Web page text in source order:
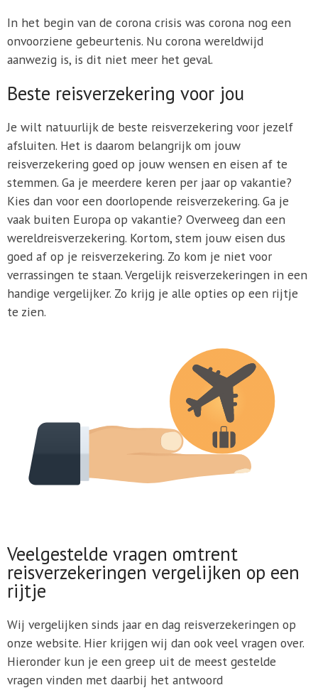
In het begin van de corona crisis was corona nog een
onvoorziene gebeurtenis. Nu corona wereldwijd
aanwezig is, is dit niet meer het geval.
Beste reisverzekering voor jou
Je wilt natuurlijk de beste reisverzekering voor jezelf
afsluiten. Het is daarom belangrijk om jouw
reisverzekering goed op jouw wensen en eisen af te
stemmen. Ga je meerdere keren per jaar op vakantie?
Kies dan voor een doorlopende reisverzekering. Ga je
vaak buiten Europa op vakantie? Overweeg dan een
wereldreisverzekering. Kortom, stem jouw eisen dus
goed af op je reisverzekering. Zo kom je niet voor
verrassingen te staan. Vergelijk reisverzekeringen in een
handige vergelijker. Zo krijg je alle opties op een rijtje
te zien.
Veelgestelde vragen omtrent
reisverzekeringen vergelijken op een
rijtje
Wij vergelijken sinds jaar en dag reisverzekeringen op
onze website. Hier krijgen wij dan ook veel vragen over.
Hieronder kun je een greep uit de meest gestelde
vragen vinden met daarbij het antwoord